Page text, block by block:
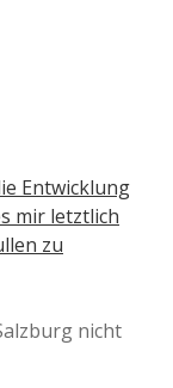
Entwicklung
mir letztlich
zu
nicht